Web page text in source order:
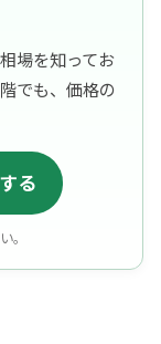
場を知ってお
でも、価格の
る
。